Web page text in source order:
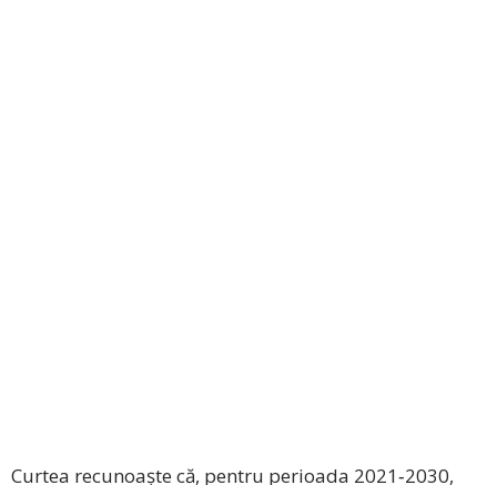
Curtea recunoaște că, pentru perioada 2021‑2030,